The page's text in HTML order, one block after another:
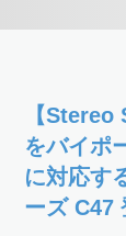
【
をバイポ
に対応す
ーズ C47